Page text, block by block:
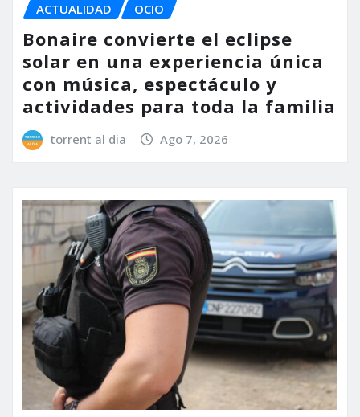
ACTUALIDAD OCIO
Bonaire convierte el eclipse
solar en una experiencia única
con música, espectáculo y
actividades para toda la familia
torrent al dia Ago 7, 2026